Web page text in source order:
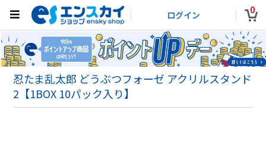
ログイン 0
忍たま乱太郎 どうぶつフォーゼ アクリルスタンド
2【1BOX 10パック入り】